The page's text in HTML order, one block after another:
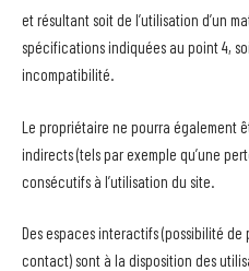
et résultant soit de l’utilisation d’un
spécifications indiquées au point 4,
incompatibilité.
Le propriétaire ne pourra également
indirects (tels par exemple qu’une
consécutifs à l’utilisation du site.
Des espaces interactifs (possibilité de
contact) sont à la disposition des